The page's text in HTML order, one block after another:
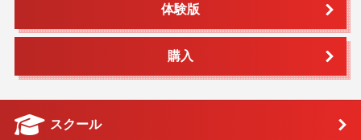
体験版
購入
スクール